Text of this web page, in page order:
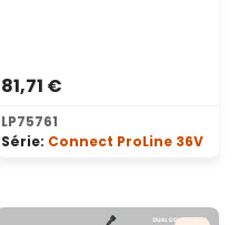
81,71 €
LP75761
Série: Connect ProLine 36V